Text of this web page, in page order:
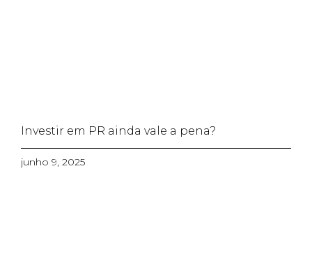
Investir em PR ainda vale a pena?
junho 9, 2025